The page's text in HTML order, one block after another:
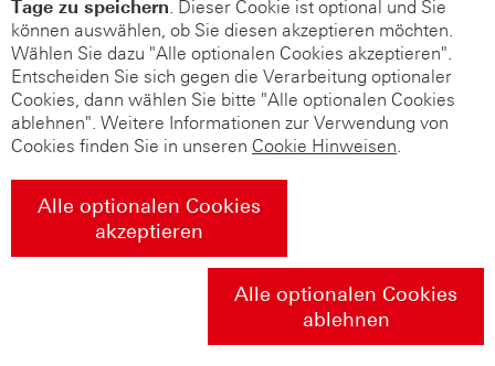
Tage zu speichern. Dieser Cookie ist optional und Sie
können auswählen, ob Sie diesen akzeptieren möchten.
Wählen Sie dazu "Alle optionalen Cookies akzeptieren".
Entscheiden Sie sich gegen die Verarbeitung optionaler
Cookies, dann wählen Sie bitte "Alle optionalen Cookies
ablehnen". Weitere Informationen zur Verwendung von
Cookies finden Sie in unseren Cookie Hinweisen.
Alle optionalen Cookies
akzeptieren
Alle optionalen Cookies
ablehnen